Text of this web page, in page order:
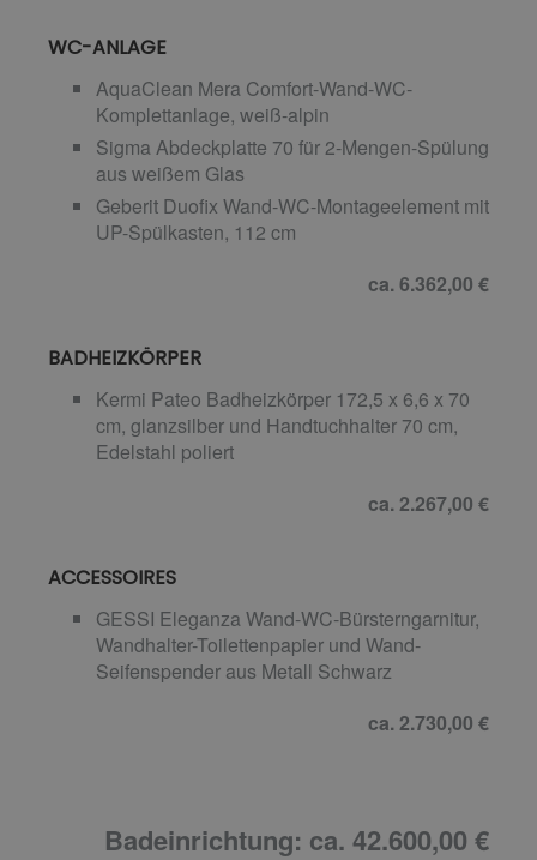
WC-ANLAGE
AquaClean Mera Comfort-Wand-WC-
Komplettanlage, weiß-alpin
Sigma Abdeckplatte 70 für 2-Mengen-Spülung
aus weißem Glas
Geberit Duofix Wand-WC-Montageelement mit
UP-Spülkasten, 112 cm
ca. 6.362,00 €
BADHEIZKÖRPER
Kermi Pateo Badheizkörper 172,5 x 6,6 x 70
cm, glanzsilber und Handtuchhalter 70 cm,
Edelstahl poliert
ca. 2.267,00 €
ACCESSOIRES
GESSI Eleganza Wand-WC-Bürsterngarnitur,
Wandhalter-Toilettenpapier und Wand-
Seifenspender aus Metall Schwarz
ca. 2.730,00 €
Badeinrichtung: ca. 42.600,00 €